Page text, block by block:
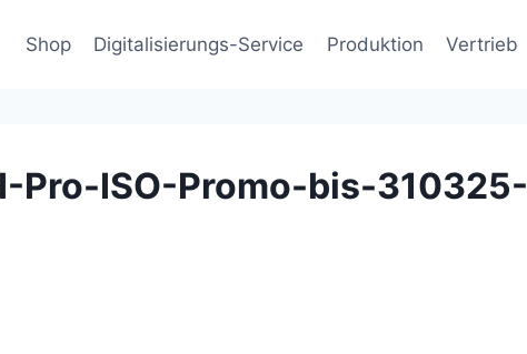
Shop Digitalisierungs-Service Produktion Vertrieb
Pro-ISO-Promo-bis-310325-